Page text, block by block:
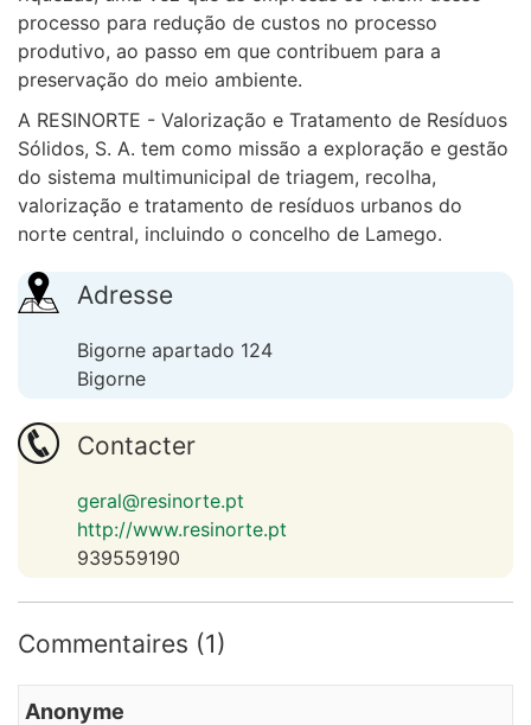
processo para redução de custos no processo
produtivo, ao passo em que contribuem para a
preservação do meio ambiente.
A RESINORTE - Valorização e Tratamento de Resíduos
Sólidos, S. A. tem como missão a exploração e gestão
do sistema multimunicipal de triagem, recolha,
valorização e tratamento de resíduos urbanos do
norte central, incluindo o concelho de Lamego.
Adresse
Bigorne apartado 124
Bigorne
Contacter
geral@resinorte.pt
http://www.resinorte.pt
939559190
Commentaires (1)
Anonyme